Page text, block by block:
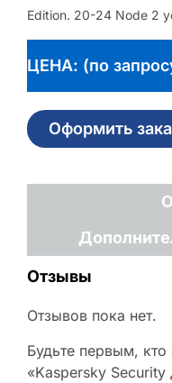
Edition. 20-24 Node 2
ЦЕНА: (по
Оформить
Отзывы
Отзывов пока нет.
Будьте первым, кто
«Kaspersky